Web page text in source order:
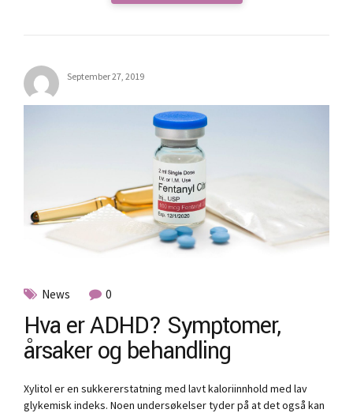
September 27, 2019
News 0
Hva er ADHD? Symptomer,
årsaker og behandling
Xylitol er en sukkererstatning med lavt kaloriinnhold med lav
glykemisk indeks. Noen undersøkelser tyder på at det også kan